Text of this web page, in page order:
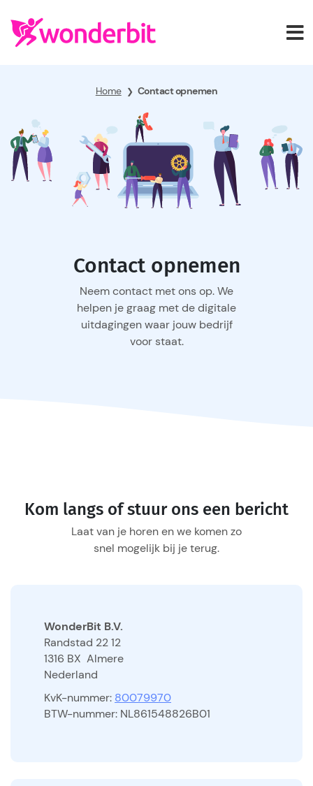
Home ❯ Contact opnemen
Contact opnemen
Neem contact met ons op. We
helpen je graag met de digitale
uitdagingen waar jouw bedrijf
voor staat.
Kom langs of stuur ons een bericht
Laat van je horen en we komen zo
snel mogelijk bij je terug.
WonderBit B.V.
Randstad 22 12
1316 BX Almere
Nederland
KvK-nummer: 80079970
BTW-nummer: NL861548826B01